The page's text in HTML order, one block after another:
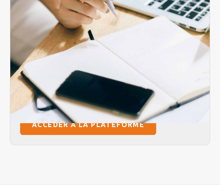
Pour effectuer une demande d’admission dans
notre établissement, nous vous invitons à :
Vous inscrire directement sur la
plateforme de l’agence régionale de
santé ‘’Via Trajectoire’’
ACCÉDER À LA PLATEFORME